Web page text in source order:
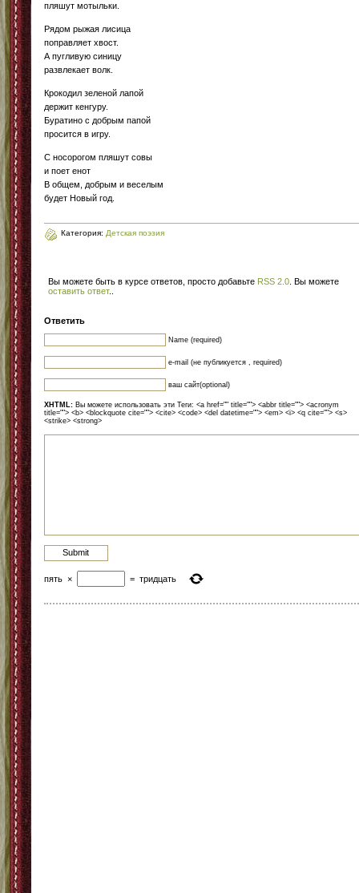
пляшут мотыльки.
Рядом рыжая лисица
поправляет хвост.
А пугливую синицу
развлекает волк.
Крокодил зеленой лапой
держит кенгуру.
Буратино с добрым папой
просится в игру.
С носорогом пляшут совы
и поет енот
В общем, добрым и веселым
будет Новый год.
Категория: Детская поэзия
Вы можете быть в курсе ответов, просто добавьте RSS 2.0 . Вы можете
оставить ответ.
Ответить
Name (required)
e-mail (не публикуется , required)
ваш сайт(optional)
XHTML: Вы можете использовать эти Теги: <a href="" title=""> <abbr title=""> <acronym
title=""> <b> <blockquote cite=""> <cite> <code> <del datetime=""> <em> <i> <q cite=""> <s>
<strike> <strong>
пять × = тридцать